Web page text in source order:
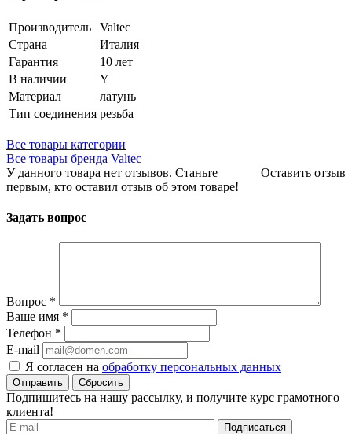
Производитель
Valtec
Страна
Италия
Гарантия
10 лет
В наличии
Y
Материал
латунь
Тип соединения резьба
Все товары категории
Все товары бренда Valtec
Оставить отзыв
У данного товара нет отзывов. Станьте
первым, кто оставил отзыв об этом товаре!
Задать вопрос
Вопрос *
Ваше имя *
Телефон *
E-mail
Я согласен на обработку персональных данных
Сбросить
Подпишитесь на нашу рассылку, и получите курс грамотного
клиента!